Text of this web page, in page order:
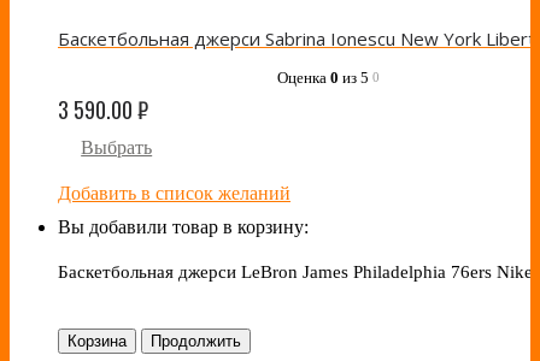
Оценка 0 из 5 0
3 590.00₽
Выбрать
Добавить в список желаний
Вы добавили товар в корзину:
Баскетбольная джерси LeBron James Philadelphia 76ers Nike
Корзина Продолжить